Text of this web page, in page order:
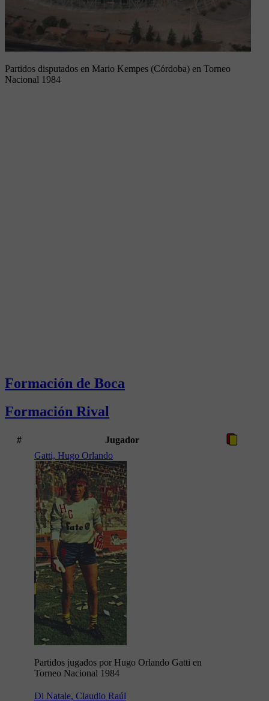
Partidos disputados en Mario Kempes (Córdoba) en Torneo
Nacional 1984
Formación de Boca
Formación Rival
#
Jugador
Gatti, Hugo Orlando
Partidos jugados por Hugo Orlando Gatti en
Torneo Nacional 1984
Di Natale, Claudio Raúl